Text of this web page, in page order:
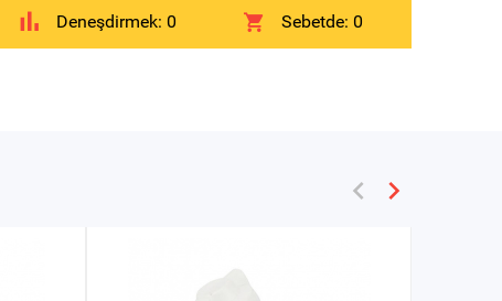
Deneşdirmek: 0 Sebetde:0